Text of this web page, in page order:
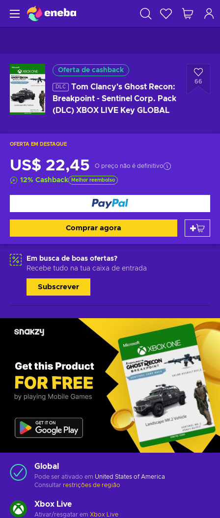
Oferta de cashback
DLC
Tom Clancy's Ghost Recon:
Breakpoint - Sentinel Corp. Pack
(DLC) XBOX LIVE Key GLOBAL
66
OFERTA EM DESTAQUE
US$ 22,45 O preço não é definitivo
12% Cashback Melhor reembolso
Comprar agora
Em busca de boas ofertas?
Recebe tudo na tua caixa de entrada
Subscrever
Global
Pode ser ativado em United States of America
Consultar restrições de região
Xbox Live
Ativar/resgatar em Xbox Live